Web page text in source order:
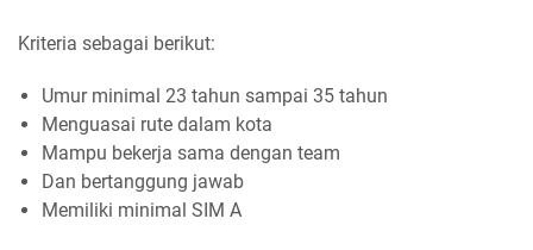
Kriteria sebagai berikut:
Umur minimal 23 tahun sampai 35 tahun
Menguasai rute dalam kota
Mampu bekerja sama dengan team
Dan bertanggung jawab
Memiliki minimal SIM A